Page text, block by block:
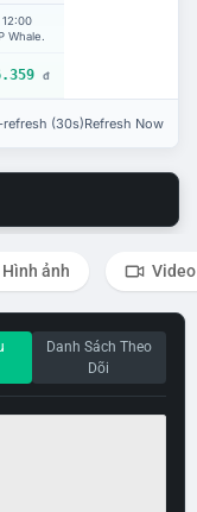
Whale.
đ
(30s)Refresh Now
Hình ảnh Video
Danh Sách Theo
Dõi